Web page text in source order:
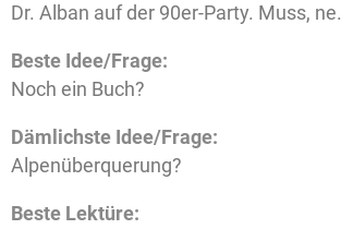
Dr. Alban auf der 90er-Party. Muss, ne.
Beste Idee/Frage:
Noch ein Buch?
Dämlichste Idee/Frage:
Alpenüberquerung?
Beste Lektüre: